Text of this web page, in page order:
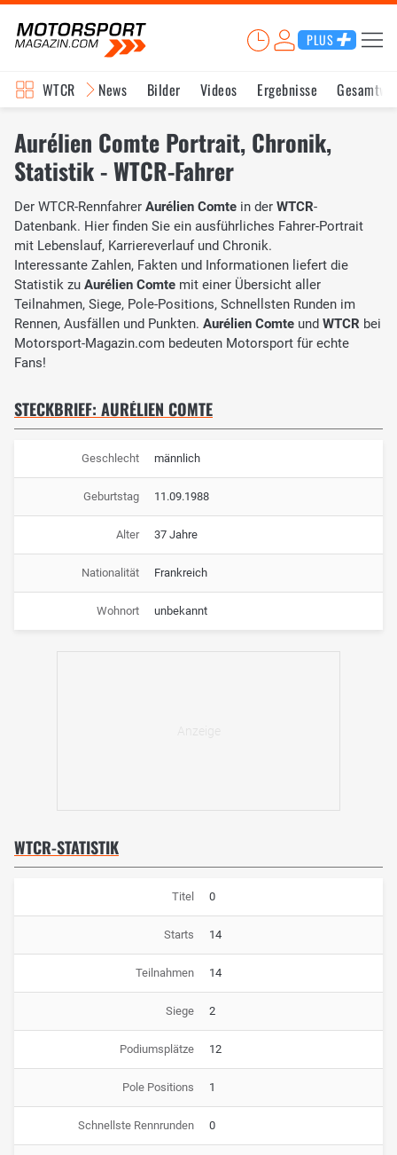
PLUS
WTCR News Bilder Videos Ergebnisse
Aurélien Comte Portrait, Chronik,
Statistik - WTCR-Fahrer
Der WTCR-Rennfahrer Aurélien Comte in der WTCR-
Datenbank. Hier finden Sie ein ausführliches Fahrer-Portrait
mit Lebenslauf, Karriereverlauf und Chronik.
Interessante Zahlen, Fakten und Informationen liefert die
Statistik zu Aurélien Comte mit einer Übersicht aller
Teilnahmen, Siege, Pole-Positions, Schnellsten Runden im
Rennen, Ausfällen und Punkten. Aurélien Comte und WTCR bei
Motorsport-Magazin.com bedeuten Motorsport für echte
Fans!
STECKBRIEF: AURÉLIEN COMTE
Geschlecht männlich
Geburtstag 11.09.1988
Alter 37 Jahre
Nationalität Frankreich
Wohnort unbekannt
WTCR-STATISTIK
Titel 0
Starts 14
Teilnahmen 14
Siege 2
Podiumsplätze 12
Pole Positions 1
Schnellste Rennrunden 0